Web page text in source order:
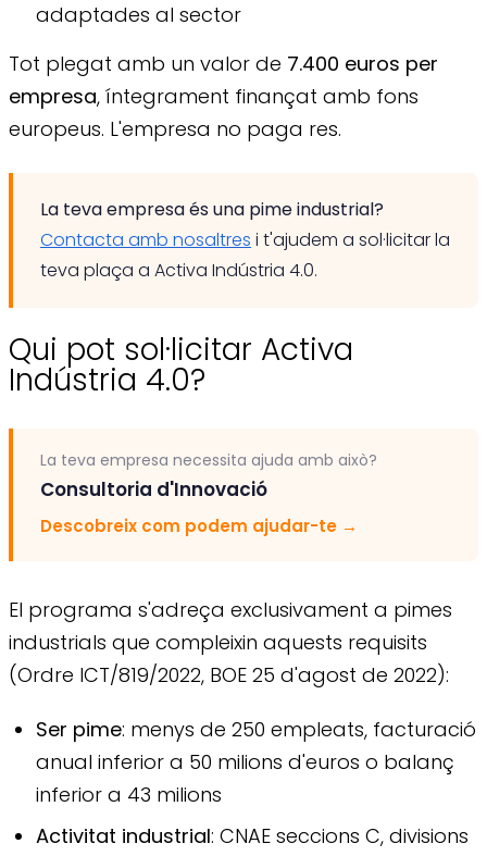
adaptades al sector
Tot plegat amb un valor de 7.400 euros per
empresa, íntegrament finançat amb fons
europeus. L'empresa no paga res.
La teva empresa és una pime industrial?
Contacta amb nosaltres i t'ajudem a sol·licitar la
teva plaça a Activa Indústria 4.0.
Qui pot sol·licitar Activa
Indústria 4.0?
La teva empresa necessita ajuda amb això?
Consultoria d'Innovació
Descobreix com podem ajudar-te →
El programa s'adreça exclusivament a pimes
industrials que compleixin aquests requisits
(Ordre ICT/819/2022, BOE 25 d'agost de 2022):
Ser pime: menys de 250 empleats, facturació
anual inferior a 50 milions d'euros o balanç
inferior a 43 milions
Activitat industrial: CNAE seccions C, divisions